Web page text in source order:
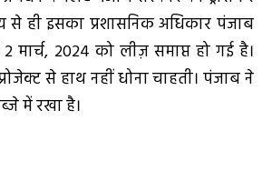
से ही इसका प्रशासनिक अधिकार पंजाब
मार्च, 2024 को लीज़ समाप्त हो गई है।
से हाथ नहीं धोना चाहती। पंजाब ने
में रखा है।